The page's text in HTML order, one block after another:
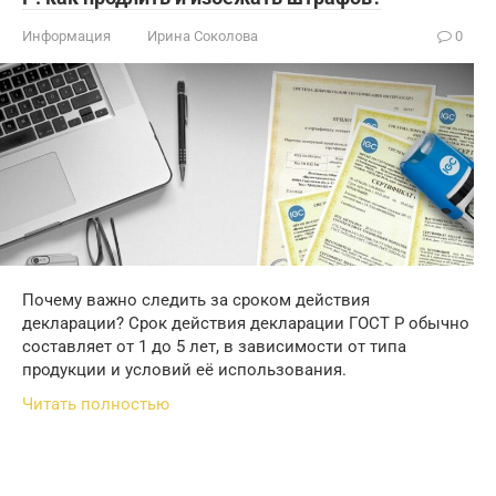
Информация Ирина Соколова 0
Почему важно следить за сроком действия
декларации? Срок действия декларации ГОСТ Р обычно
составляет от 1 до 5 лет, в зависимости от типа
продукции и условий её использования.
Читать полностью